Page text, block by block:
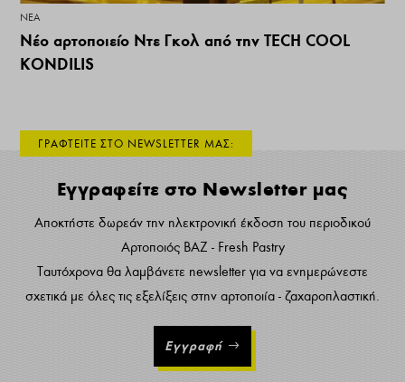
ΝΕΑ
Νέο αρτοποιείο Ντε Γκολ από την TECH COOL
KONDILIS
ΓΡΑΦΤΕΙΤΕ ΣΤΟ NEWSLETTER ΜΑΣ:
Εγγραφείτε στο Newsletter μας
Αποκτήστε δωρεάν την ηλεκτρονική έκδοση του περιοδικού
Αρτοποιός ΒΑΖ - Fresh Pastry
Ταυτόχρονα θα λαμβάνετε newsletter για να ενημερώνεστε
σχετικά με όλες τις εξελίξεις στην αρτοποιία - ζαχαροπλαστική.
Εγγραφή